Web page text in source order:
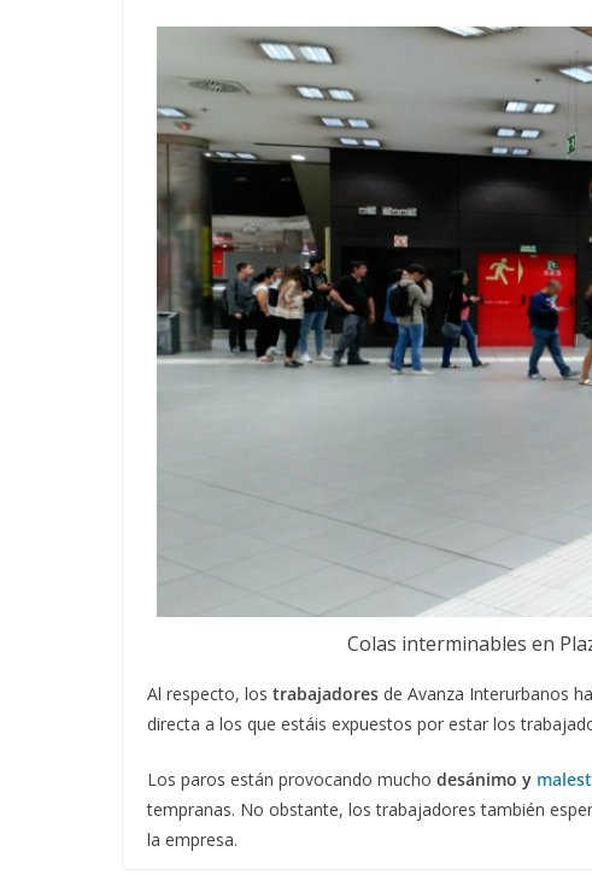
Colas interminables en
Al respecto, los trabajadores de Avanza Interurbanos
directa a los que estáis expuestos por estar los
Los paros están provocando mucho desánimo y
tempranas. No obstante, los trabajadores también
la empresa.